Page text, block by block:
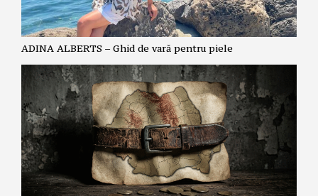
ADINA ALBERTS – Ghid de vară pentru piele